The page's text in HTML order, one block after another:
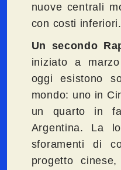
nuove centrali
con costi inferiori.
Un secondo
iniziato a
oggi esistono
mondo: uno in
un quarto in
Argentina. La
sforamenti di
progetto